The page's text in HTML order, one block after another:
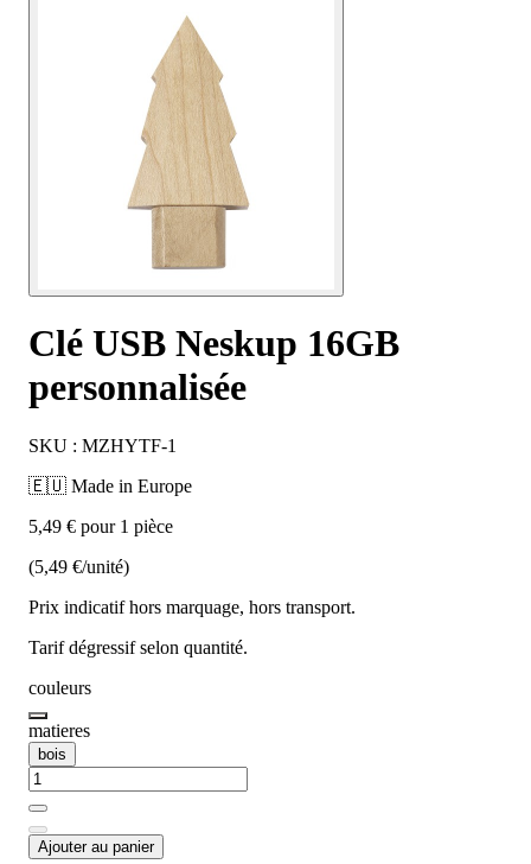
Clé USB Neskup 16GB
personnalisée
SKU : MZHYTF-1
🇪🇺 Made in Europe
5,49 € pour 1 pièce
(5,49 €/unité)
Prix indicatif hors marquage, hors transport.
Tarif dégressif selon quantité.
couleurs
matieres
bois
Ajouter au panier